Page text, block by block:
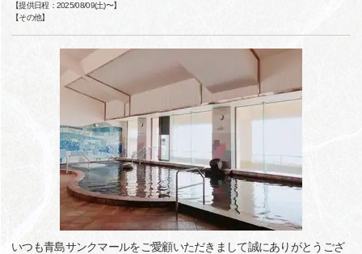
【提供日程： 2025/08/09(土)〜】
【その他】
いつも青島サンクマールをご愛顧いただきまして誠にありがとうござ